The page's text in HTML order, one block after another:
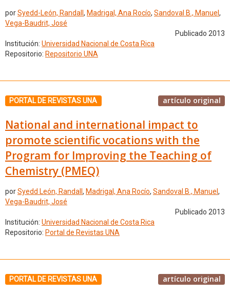
porSyedd-León, Randall , Madrigal, Ana Rocío, Sandoval B., Manuel ,
Vega-Baudrit, José
Publicado 2013
Institución: Universidad Nacional de Costa Rica
Repositorio: Repositorio UNA
PORTAL DE REVISTAS UNA artículo original
National and international impact to
promote scientific vocations with the
Program for Improving the Teaching of
Chemistry (PMEQ)
porSyedd León, Randall , Madrigal, Ana Rocío, Sandoval B., Manuel ,
Vega-Baudrit, José
Publicado 2013
Institución: Universidad Nacional de Costa Rica
Repositorio: Portal de Revistas UNA
PORTAL DE REVISTAS UNA artículo original